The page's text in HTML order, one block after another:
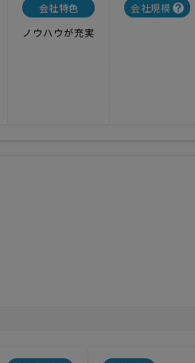
会社特色
ノウハウが充実
会社規模